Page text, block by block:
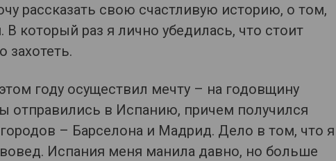
рассказать свою счастливую историю, о том,
который раз я лично убедилась, что стоит
захотеть.
году осуществил мечту – на годовщину
отправились в Испанию, причем получился
– Барселона и Мадрид. Дело в том, что я
Испания меня манила давно, но больше